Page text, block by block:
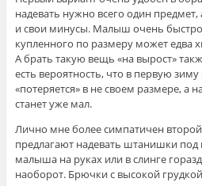
надевать нужно всего один предмет,
и свои минусы. Малыш очень быстро
купленного по размеру может едва
А брать такую вещь «на вырост»
есть вероятность, что в первую
«потеряется» в не своем размере, а
станет уже мал.
Лично мне более симпатичен
предлагают надевать штанишки
малыша на руках или в слинге
наоборот. Брючки с высокой